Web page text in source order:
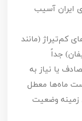
ایران آسیب
کم‌تیراژ (مانند
جداً
یا نیاز به
ماه‌ها معطل
زمینه وضعیت